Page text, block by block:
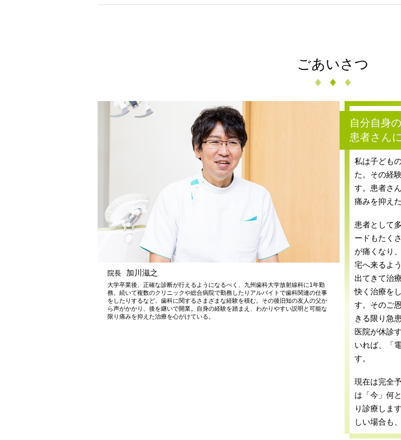
ごあいさつ
院長 加川滋之
大学卒業後、正確な診断が行えるようになるべく、九州歯科大学放射線科に1年勤
務。続いて複数のクリニックや総合病院で勤務したりアルバイトで歯科関連の仕事
をしたりするなど、歯科に関するさまざまな経験を積む。その後旧知の友人の父か
ら声がかかり、後を継いで開業。自身の経験を踏まえ、わかりやすい説明と可能な
限り痛みを抑えた治療を心がけている。
自分自身
患者さん
私は子ども
た。その経
す。患者さ
痛みを抑え
患者として
ードもたく
が痛くなり
宅へ来るよ
出てきて治
快く治療を
す。そのご
きる限り急
医院が休診
いれば、「
す。
現在は完全
は「今」何
り診療しま
しい場合も